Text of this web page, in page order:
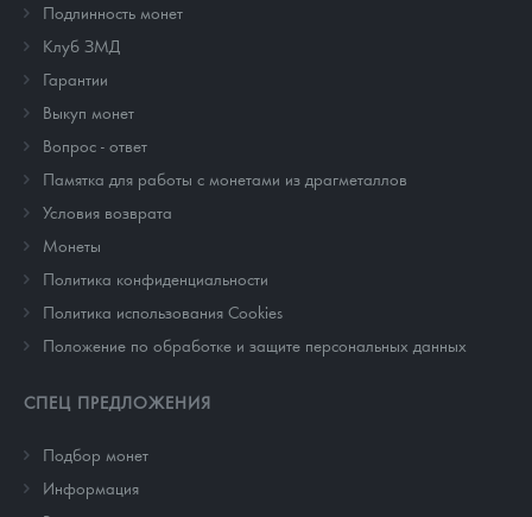
Подлинность монет
Клуб ЗМД
Гарантии
Выкуп монет
Вопрос - ответ
Памятка для работы с монетами из драгметаллов
Условия возврата
Монеты
Политика конфиденциальности
Политика использования Cookies
Положение по обработке и защите персональных данных
СПЕЦ ПРЕДЛОЖЕНИЯ
Подбор монет
Информация